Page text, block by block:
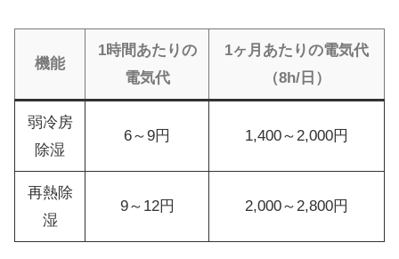
機能
1時間あたりの
電気代
1ヶ月あたりの電気代
（8h/日）
弱冷房
除湿
6～9円 1,400～2,000円
再熱除
湿
9～12円 2,000～2,800円